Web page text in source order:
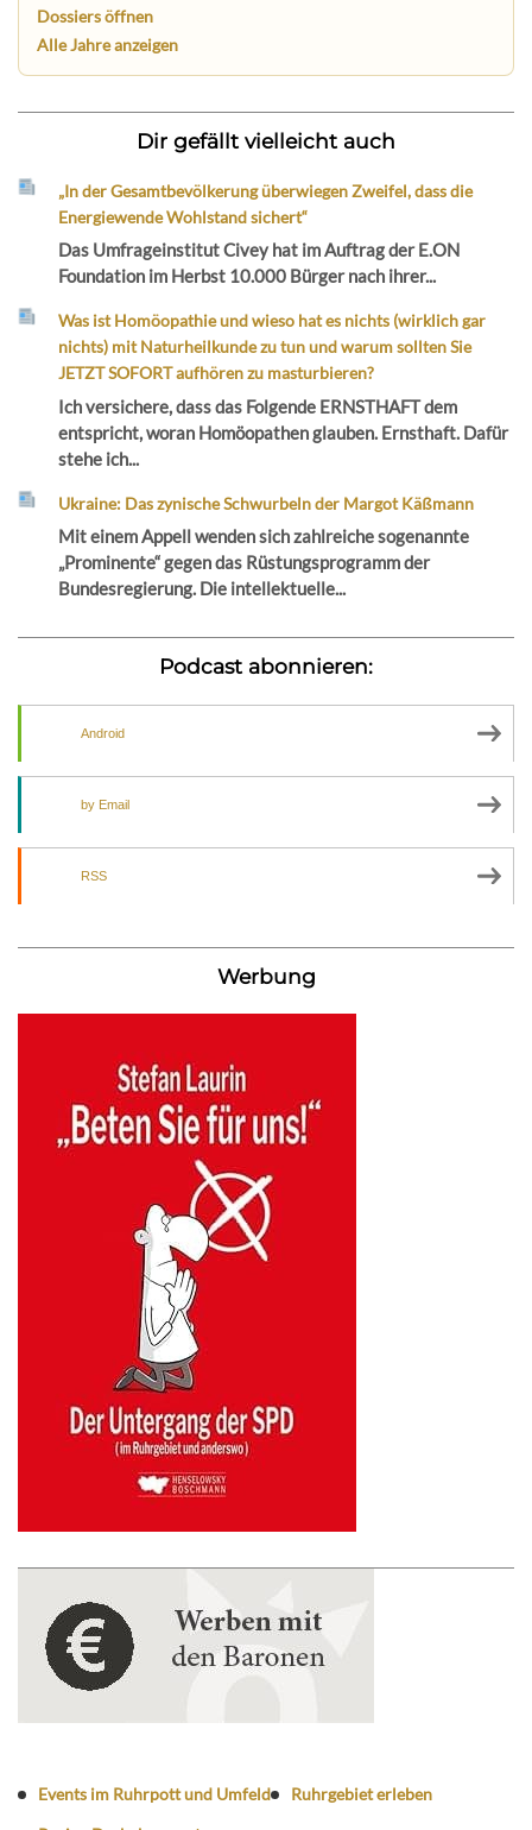
Dossiers öffnen
Alle Jahre anzeigen
Dir gefällt vielleicht auch
„In der Gesamtbevölkerung überwiegen Zweifel, dass die
Energiewende Wohlstand sichert“
Das Umfrageinstitut Civey hat im Auftrag der E.ON
Foundation im Herbst 10.000 Bürger nach ihrer...
Was ist Homöopathie und wieso hat es nichts (wirklich gar
nichts) mit Naturheilkunde zu tun und warum sollten Sie
JETZT SOFORT aufhören zu masturbieren?
Ich versichere, dass das Folgende ERNSTHAFT dem
entspricht, woran Homöopathen glauben. Ernsthaft. Dafür
stehe ich...
Ukraine: Das zynische Schwurbeln der Margot Käßmann
Mit einem Appell wenden sich zahlreiche sogenannte
„Prominente“ gegen das Rüstungsprogramm der
Bundesregierung. Die intellektuelle...
Podcast abonnieren:
Android
by Email
RSS
Werbung
Events im Ruhrpott und Umfeld
Ruhrgebiet erleben